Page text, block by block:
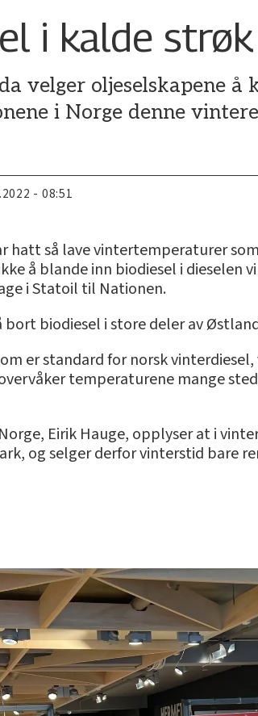
i kalde strøk
velger oljeselskapene å
i Norge denne
- 08:51
hatt så lave vintertemperaturer
å blande inn biodiesel i dieselen
i Statoil til Nationen.
biodiesel i store deler av
er standard for norsk
temperaturene mange
Eirik Hauge, opplyser at i
og selger derfor vinterstid bare